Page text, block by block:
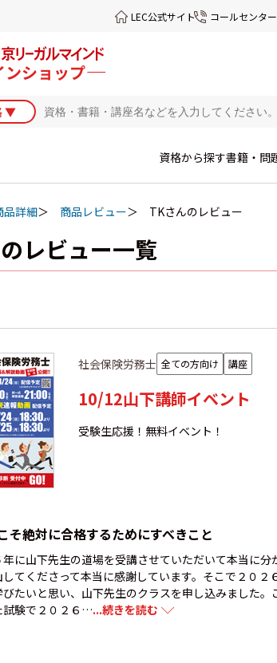
LEC公式サイト コールセンター
資格から探す書籍・問
品詳細 商品レビュー TKさんのレビュー
レビュー一覧
社会保険労務士 全ての方向け 講座
10/12山下講師イベント
受験生応援！無料イベント！
そ絶対に合格するためにすべきこと
年に山下先生の道場を受講させていただいて本当に
してくださって本当に感謝しています。そこで２０２
たいと思い、山下先生のクラスを申し込みました
試験で２０２６…...続きを読む